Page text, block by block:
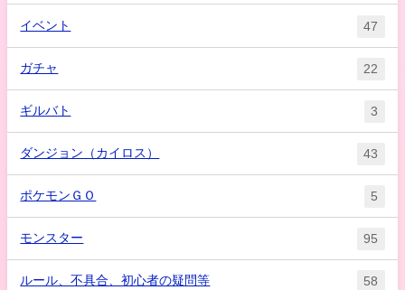
イベント 47
ガチャ 22
ギルバト 3
ダンジョン（カイロス） 43
ポケモンＧＯ 5
モンスター 95
ルール、不具合、初心者の疑問等 58